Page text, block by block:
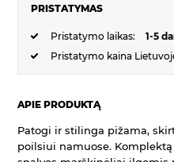
PRISTATYMAS
Pristatymo laikas:
1-5
Pristatymo kaina
APIE PRODUKTĄ
Patogi ir stilinga pižama,
poilsiui namuose.